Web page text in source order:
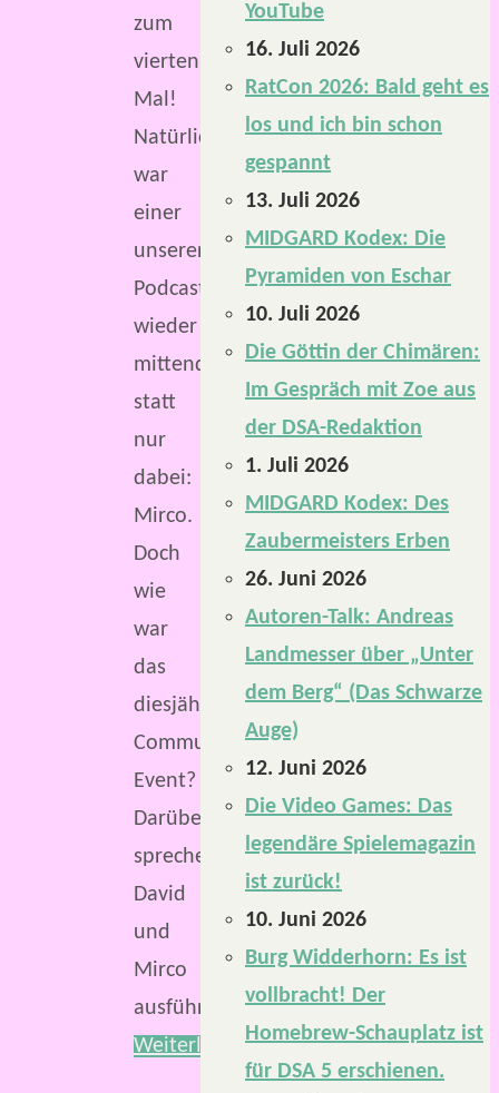
zum
vierten
Mal!
Natürlich
war
einer
unserer
Podcaster
wieder
mittendrin
statt
nur
dabei:
Mirco.
Doch
wie
war
das
diesjährige
Community-
Event?
Darüber
sprechen
David
und
Mirco
ausführlich.
Weiterlesen
YouTube
16. Juli 2026
RatCon 2026: Bald geht es
los und ich bin schon
gespannt
13. Juli 2026
MIDGARD Kodex: Die
Pyramiden von Eschar
10. Juli 2026
Die Göttin der Chimären:
Im Gespräch mit Zoe aus
der DSA-Redaktion
1. Juli 2026
MIDGARD Kodex: Des
Zaubermeisters Erben
26. Juni 2026
Autoren-Talk: Andreas
Landmesser über „Unter
dem Berg“ (Das Schwarze
Auge)
12. Juni 2026
Die Video Games: Das
legendäre Spielemagazin
ist zurück!
10. Juni 2026
Burg Widderhorn: Es ist
vollbracht! Der
Homebrew-Schauplatz ist
für DSA 5 erschienen.